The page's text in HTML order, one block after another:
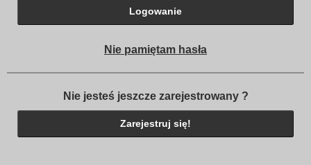
Logowanie
Nie pamiętam hasła
Nie jesteś jeszcze zarejestrowany ?
Zarejestruj się!